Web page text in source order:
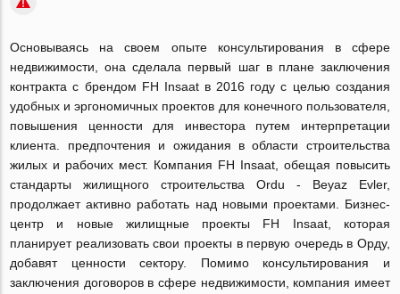
Основываясь на своем опыте консультирования в сфере
недвижимости, она сделала первый шаг в плане заключения
контракта с брендом FH Insaat в 2016 году с целью создания
удобных и эргономичных проектов для конечного пользователя,
повышения ценности для инвестора путем интерпретации
клиента. предпочтения и ожидания в области строительства
жилых и рабочих мест. Компания FH Insaat, обещая повысить
стандарты жилищного строительства Ordu - Beyaz Evler,
продолжает активно работать над новыми проектами. Бизнес-
центр и новые жилищные проекты FH Insaat, которая
планирует реализовать свои проекты в первую очередь в Орду,
добавят ценности сектору. Помимо консультирования и
заключения договоров в сфере недвижимости, компания имеет